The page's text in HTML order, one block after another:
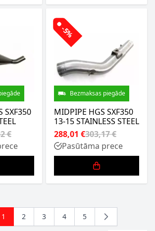
SXF350
€
-5%
Bezmaksas piegāde
MIDPIPE HGS SXF350
13-15 STAINLESS STEEL
288,01 €303,17 €
Pasūtāma prece
You're currently reading page
1 Lapa
2 Lapa
3 Lapa
4 Lapa
5